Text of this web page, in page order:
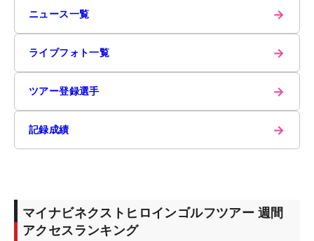
ニュース一覧 →
ライブフォト一覧 →
ツアー登録選手 →
記録成績 →
マイナビネクストヒロインゴルフツアー 週間
アクセスランキング